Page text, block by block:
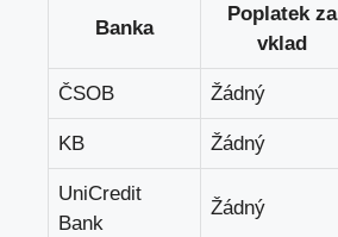
Banka
Poplatek za
vklad
ČSOB Žádný
KB Žádný
UniCredit
Bank
Žádný